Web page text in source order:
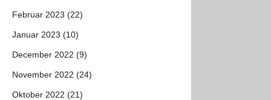
Februar 2023 (22)
Januar 2023 (10)
December 2022 (9)
November 2022 (24)
Oktober 2022 (21)